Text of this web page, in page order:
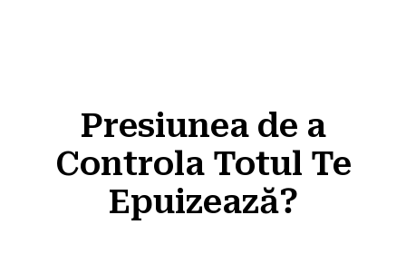
Presiunea de a
Controla Totul Te
Epuizează?